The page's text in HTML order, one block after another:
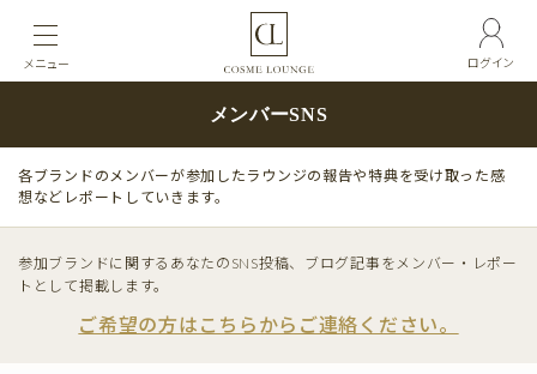
ログイン
メニュー
メンバーSNS
各ブランドのメンバーが参加したラウンジの報告や特典を受け取った感
想などレポートしていきます。
参加ブランドに関するあなたのSNS投稿、ブログ記事をメンバー・レポー
トとして掲載します。
ご希望の方はこちらからご連絡ください。